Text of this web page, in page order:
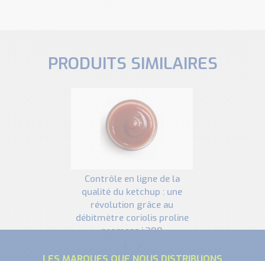
PRODUITS SIMILAIRES
contrôle en ligne de la
qualité du ketchup : une
révolution grâce au
débitmètre coriolis proline
promass i 300